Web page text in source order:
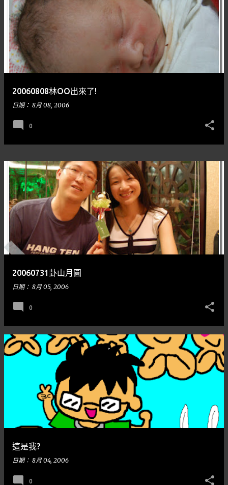
20060808林OO出來了!
日期： 8月 08, 2006
0
20060731卦山月圓
日期： 8月 05, 2006
0
這是我?
日期： 8月 04, 2006
0